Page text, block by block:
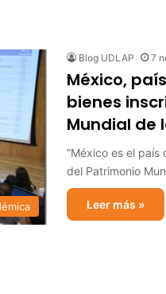
Blog UDLAP 7
México,
bienes
Mundial de
“México es el país
del Patrimonio
Leer más »